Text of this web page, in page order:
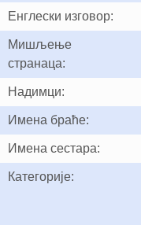
Енглески изговор:
Мишљење
странаца:
Надимци:
Имена браће:
Имена сестара:
Категорије: